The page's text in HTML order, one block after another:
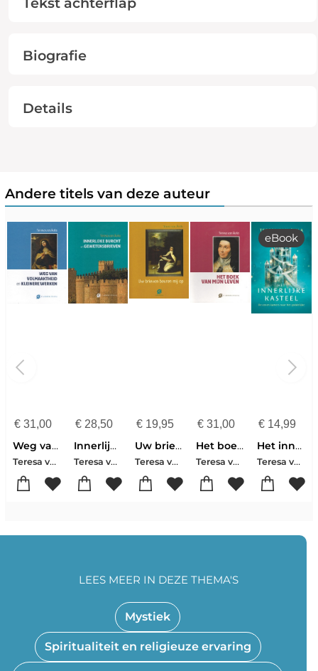
Biografie
Details
Andere titels van deze auteur
€31,00
Weg van volmaaktheid en kleinere werken
Teresa van Avila
€28,50
Innerlijke burcht
Teresa van Avila
€ 19,95
Uw brieven beuren mij op
Teresa van Avila
€ 31,00
Het boek van mijn leven
Teresa van Avila
€ 14,99
eBook
Het innerlijke kasteel
Teresa van Avila
Mystiek
Spiritualiteit en religieuze ervaring
LEES MEER IN DEZE THEMA'S